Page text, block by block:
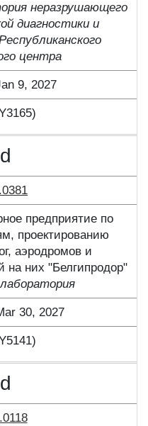
неразрушающего
диагностики и
центра
9, 2027
предприятие по
проектированию
аэродромов и
на них "Белгипродор"
30, 2027